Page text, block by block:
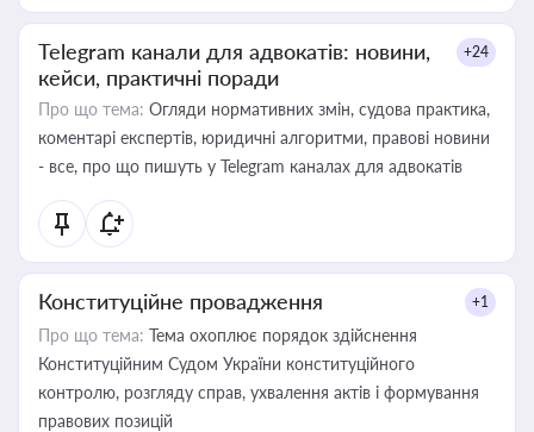
Telegram канали для адвокатів: новини,
кейси, практичні поради
+24
Про що тема: Огляди нормативних змін, судова практика,
коментарі експертів, юридичні алгоритми, правові новини
- все, про що пишуть у Telegram каналах для адвокатів
Конституційне провадження +1
Про що тема: Тема охоплює порядок здійснення
Конституційним Судом України конституційного
контролю, розгляду справ, ухвалення актів і формування
правових позицій